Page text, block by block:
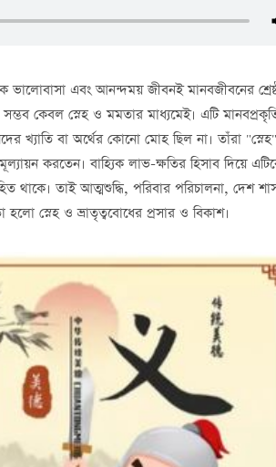
ভালোবাসা এবং আনন্দময় জীবনই মানবজীবনের
কেবল স্নেহ ও মমতার মাধ্যমেই। এটি
খ্যাতি বা অর্থের কোনো মোহ ছিল না। তাঁরা
করতেন। বাহ্যিক লাভ-ক্ষতির হিসাব দিয়ে
থাকে। তাই আত্মশুদ্ধি, পরিবার পরিচালনা, দেশ
স্নেহ ও ভ্রাতৃত্ববোধের প্রসার ও বিকাশ।